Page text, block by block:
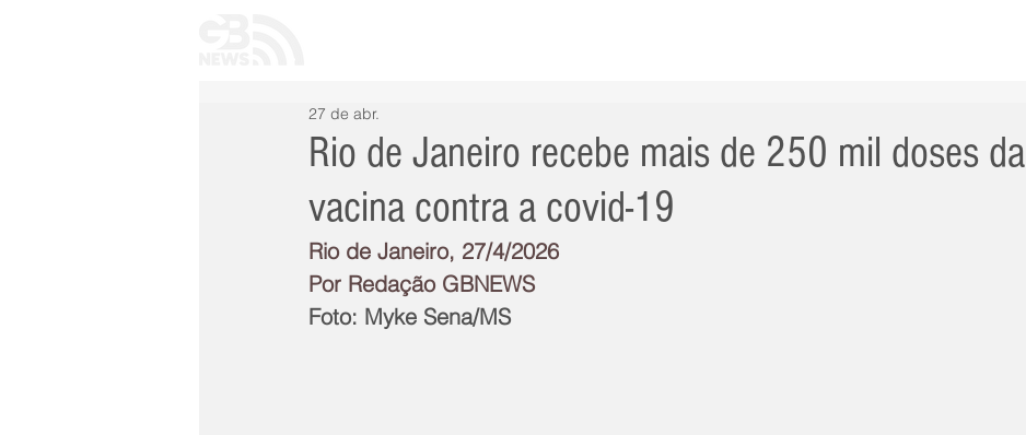
Rio de Janeiro recebe mais de 250 mil doses da
vacina contra a covid-19
27 de abr.
Rio de Janeiro, 27/4/2026
Por Redação GBNEWS
Foto: Myke Sena/MS